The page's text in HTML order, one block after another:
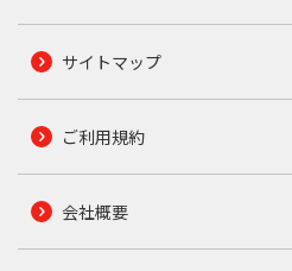
サイトマップ
ご利用規約
会社概要